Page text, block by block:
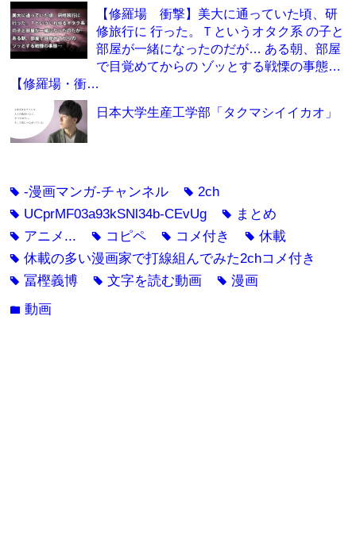
【修羅場 衝撃】美大に通っていた頃、研
修旅行に 行った。Ｔというオタク系 の子と
部屋が一緒になったのだが… ある朝、部屋
で目覚めてからの ゾッとする戦慄の事態…
【修羅場・衝…
日本大学生産工学部「タクマシイイカオ」
tag-漫画マンガ-チャンネル tag 2ch
tag UCprMF03a93kSNl34b-CEvUg tag まとめ
tag アニメ... tag コピペ tag コメ付き tag休載
tag休載の多い漫画家で打線組んでみた2chコメ付き
tag冨樫義博 tag文字を読む動画 tag漫画
folder動画